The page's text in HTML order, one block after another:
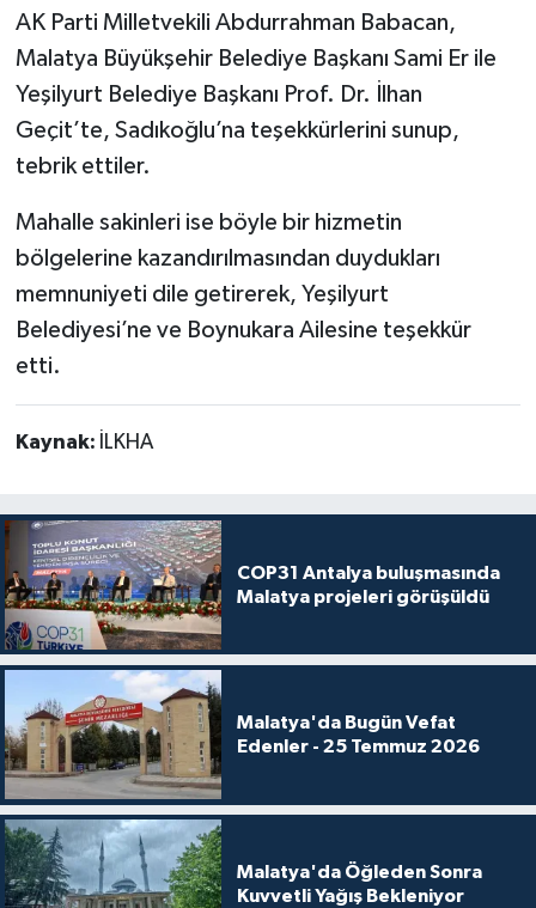
AK Parti Milletvekili Abdurrahman Babacan,
Malatya Büyükşehir Belediye Başkanı Sami Er ile
Yeşilyurt Belediye Başkanı Prof. Dr. İlhan
Geçit’te, Sadıkoğlu’na teşekkürlerini sunup,
tebrik ettiler.
Mahalle sakinleri ise böyle bir hizmetin
bölgelerine kazandırılmasından duydukları
memnuniyeti dile getirerek, Yeşilyurt
Belediyesi’ne ve Boynukara Ailesine teşekkür
etti.
Kaynak: İLKHA
COP31 Antalya buluşmasında
Malatya projeleri görüşüldü
Malatya'da Bugün Vefat
Edenler - 25 Temmuz 2026
Malatya'da Öğleden Sonra
Kuvvetli Yağış Bekleniyor